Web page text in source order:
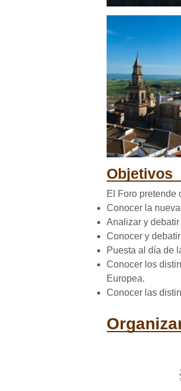
Objetivos
El Foro pretende
Conocer la
Analizar y
Conocer y
Puesta al día de
Conocer los
Europea.
Conocer las